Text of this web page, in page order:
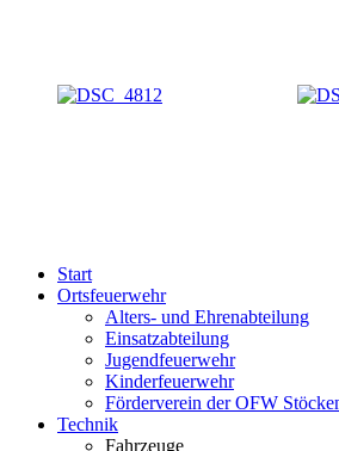
Start
Ortsfeuerwehr
Alters- und Ehrenabteilung
Einsatzabteilung
Jugendfeuerwehr
Kinderfeuerwehr
Förderverein der OFW
Technik
Fahrzeuge